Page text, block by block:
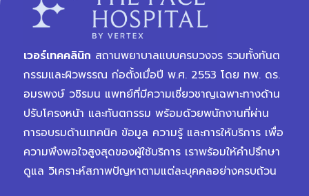
เวอร์เทคคลินิก สถานพยาบาลแบบครบวงจร รวมทั้งทันต
กรรมและผิวพรรณ ก่อตั้งเมื่อปี พ.ศ. 2553 โดย ทพ. ดร.
อมรพงษ์ วชิรมน แพทย์ที่มีความเชี่ยวชาญเฉพาะทางด้าน
ปรับโครงหน้า และทันตกรรม พร้อมด้วยพนักงานที่ผ่าน
การอบรมด้านเทคนิค ข้อมูล ความรู้ และการให้บริการ เพื่อ
ความพึงพอใจสูงสุดของผู้ใช้บริการ เราพร้อมให้คำปรึกษา
ดูแล วิเคราะห์สภาพปัญหาตามแต่ละบุคคลอย่างครบถ้วน